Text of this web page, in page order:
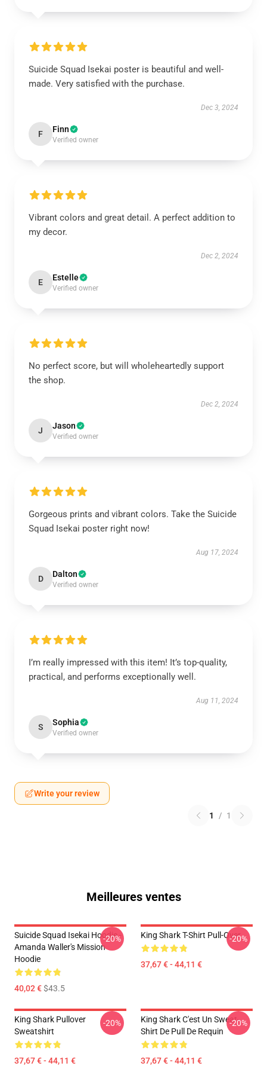
Suicide Squad Isekai poster is beautiful and well-
made. Very satisfied with the purchase.
Dec 3, 2024
F Finn
Verified owner
Vibrant colors and great detail. A perfect addition to
my decor.
Dec 2, 2024
E Estelle
Verified owner
No perfect score, but will wholeheartedly support
the shop.
Dec 2, 2024
J Jason
Verified owner
Gorgeous prints and vibrant colors. Take the Suicide
Squad Isekai poster right now!
Aug 17, 2024
D Dalton
Verified owner
I’m really impressed with this item! It’s top-quality,
practical, and performs exceptionally well.
Aug 11, 2024
S Sophia
Verified owner
Write your review
1 / 1
Meilleures ventes
Suicide Squad Isekai Hoodie -
Amanda Waller's Mission
Hoodie
40,02 €$43.5
-20% King Shark T-Shirt Pull-Over
37,67 € - 44,11 €
-20%
King Shark Pullover
Sweatshirt
37,67 € - 44,11 €
-20%
King Shark C'est Un Sweat-
Shirt De Pull De Requin
37,67 € - 44,11 €
-20%